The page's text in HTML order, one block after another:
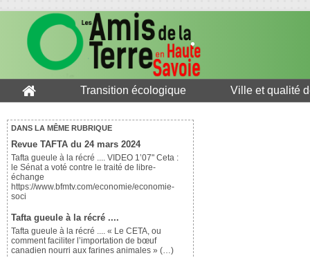
Transition écologique Ville et qualité
DANS LA MÊME RUBRIQUE
Revue TAFTA du 24 mars 2024
Tafta gueule à la récré .... VIDEO 1’07" Ceta :
le Sénat a voté contre le traité de libre-
échange
https://www.bfmtv.com/economie/economie-
soci
Tafta gueule à la récré ....
Tafta gueule à la récré .... « Le CETA, ou
comment faciliter l’importation de bœuf
canadien nourri aux farines animales » (…)